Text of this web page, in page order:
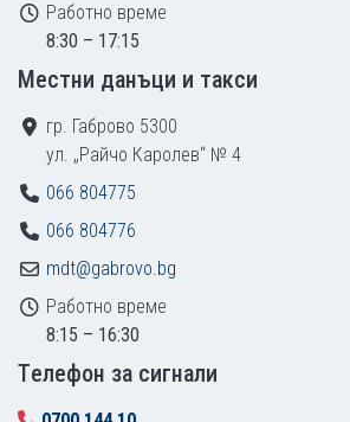
Работно време
8:30 – 17:15
Местни данъци и такси
гр. Габрово 5300
ул. „Райчо Каролев“ № 4
066 804775
066 804776
mdt@gabrovo.bg
Работно време
8:15 – 16:30
Tелефон за сигнали